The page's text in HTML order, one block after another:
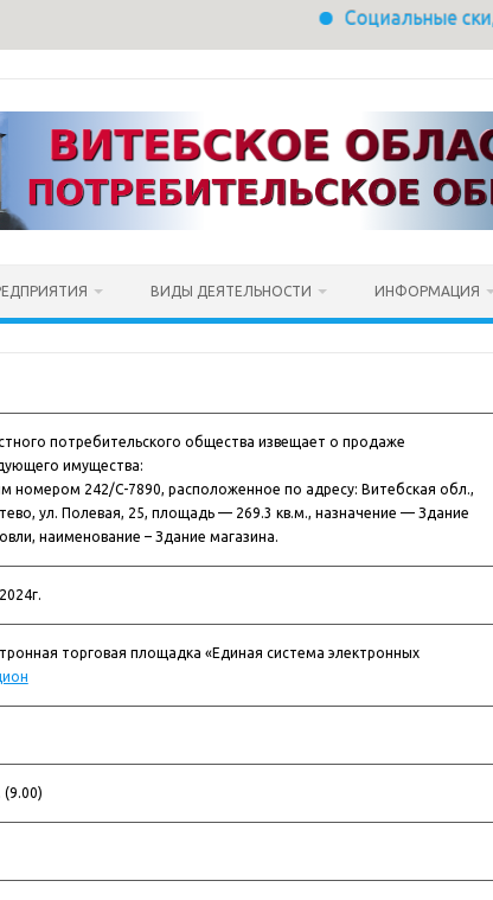
Социальные скидки
ВИДЫ ДЕЯТЕЛЬНОСТИ ИНФОРМАЦИЯ
потребительского общества извещает о продаже
имущества:
номером 242/С-7890, расположенное по адресу: Витебская обл.,
ул. Полевая, 25, площадь — 269.3 кв.м., назначение — Здание
наименование – Здание магазина.
торговая площадка «Единая система электронных